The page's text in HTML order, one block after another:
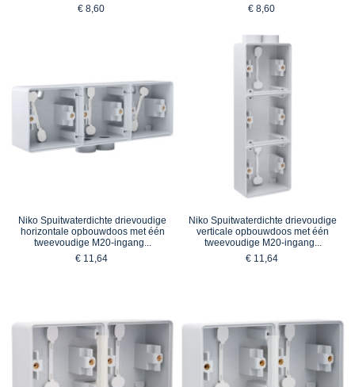
€ 8,60
€ 8,60
Niko Spuitwaterdichte drievoudige
horizontale opbouwdoos met één
tweevoudige M20-ingang...
€ 11,64
Niko Spuitwaterdichte drievoudige
verticale opbouwdoos met één
tweevoudige M20-ingang...
€ 11,64